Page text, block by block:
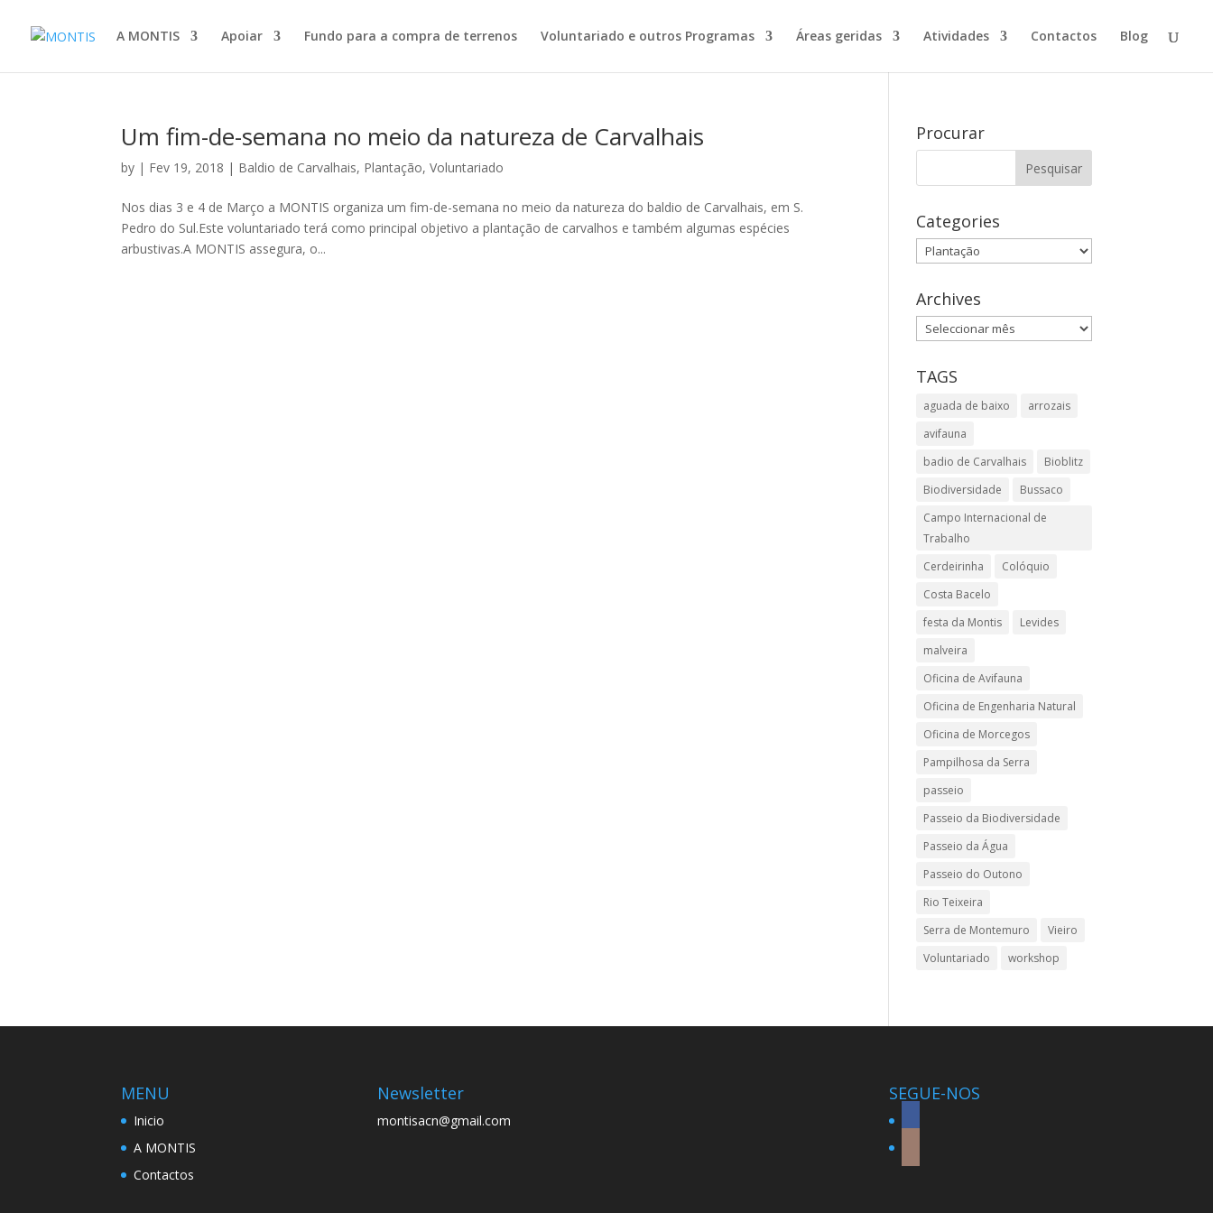
A MONTIS Apoiar Fundo para a compra de terrenos Voluntariado e outros Programas Áreas geridas Atividades Contactos Blog
Um fim-de-semana no meio da natureza de Carvalhais
by | Fev 19, 2018 | Baldio de Carvalhais, Plantação,Voluntariado
Nos dias 3 e 4 de Março a MONTIS organiza um fim-de-semana no meio da natureza do baldio de Carvalhais, em S.
Pedro do Sul.Este voluntariado terá como principal objetivo a plantação de carvalhos e também algumas espécies
arbustivas.A MONTIS assegura, o...
Procurar
Categories
Categories
Archives
Archives
TAGS
aguada de baixo
arrozais
avifauna
badio de Carvalhais
Bioblitz
Biodiversidade
Bussaco
Campo Internacional de
Trabalho
Cerdeirinha
Colóquio
Costa Bacelo
festa da Montis
Levides
malveira
Oficina de Avifauna
Oficina de Engenharia Natural
Oficina de Morcegos
Pampilhosa da Serra
passeio
Passeio da Biodiversidade
Passeio da Água
Passeio do Outono
Rio Teixeira
Serra de Montemuro
Vieiro
Voluntariado
workshop
MENU
Inicio
A MONTIS
Contactos
Newsletter
montisacn@gmail.com
SEGUE-NOS